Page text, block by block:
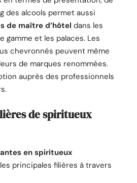
des alcools permet aussi
de maître d’hôtel dans les
gamme et les palaces. Les
chevronnés peuvent même
de marques renommées.
auprès des professionnels
de spiritueux
en spiritueux
principales filières à travers